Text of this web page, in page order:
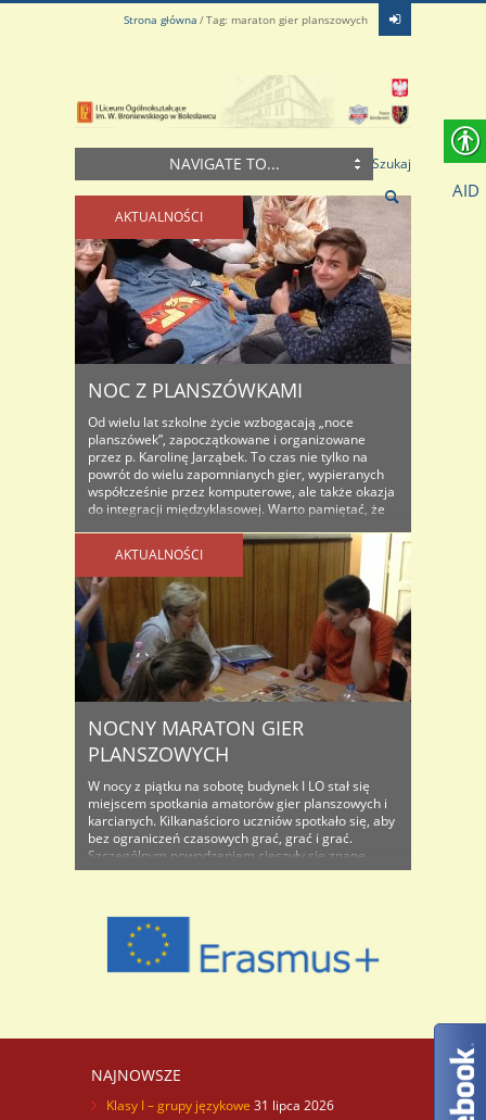
Strona główna Tag: maraton gier planszowych
NAVIGATE TO... Szukaj
AKTUALNOŚCI
NOC Z PLANSZÓWKAMI
Od wielu lat szkolne życie wzbogacają „noce
planszówek”, zapoczątkowane i organizowane
przez p. Karolinę Jarząbek. To czas nie tylko na
powrót do wielu zapomnianych gier, wypieranych
współcześnie przez komputerowe, ale także okazja
do integracji międzyklasowej. Warto pamiętać, że
Sumerowie i Egipcjanie cenili ten rodzaj rozrywki,
choć należy wspomnieć, że ..
AKTUALNOŚCI
NOCNY MARATON GIER
PLANSZOWYCH
W nocy z piątku na sobotę budynek I LO stał się
miejscem spotkania amatorów gier planszowych i
karcianych. Kilkanaścioro uczniów spotkało się, aby
bez ograniczeń czasowych grać, grać i grać.
Szczególnym powodzeniem cieszyły się znane
powszechnie gry „Magia i Miecz” oraz ” Monopol”,
wytrwali ..
NAJNOWSZE
Klasy I – grupy językowe 31 lipca 2026
AID